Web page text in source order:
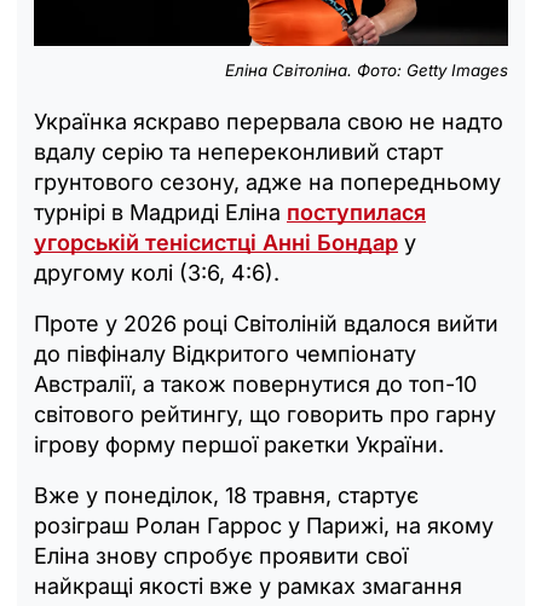
Еліна Світоліна. Фото: Getty Images
Українка яскраво перервала свою не надто
вдалу серію та непереконливий старт
грунтового сезону, адже на попередньому
турнірі в Мадриді Еліна поступилася
угорській тенісистці Анні Бондар у
другому колі (3:6, 4:6).
Проте у 2026 році Світоліній вдалося вийти
до півфіналу Відкритого чемпіонату
Австралії, а також повернутися до топ-10
світового рейтингу, що говорить про гарну
ігрову форму першої ракетки України.
Вже у понеділок, 18 травня, стартує
розіграш Ролан Гаррос у Парижі, на якому
Еліна знову спробує проявити свої
найкращі якості вже у рамках змагання